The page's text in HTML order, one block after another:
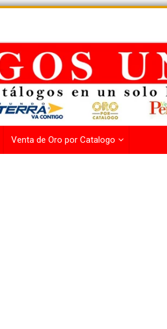
Venta de Oro por Catalogo